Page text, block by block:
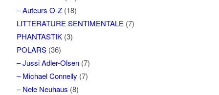
– Auteurs O-Z(18)
LITTERATURE SENTIMENTALE(7)
PHANTASTIK(3)
POLARS(36)
– Jussi Adler-Olsen(7)
– Michael Connelly (7)
– Nele Neuhaus (8)